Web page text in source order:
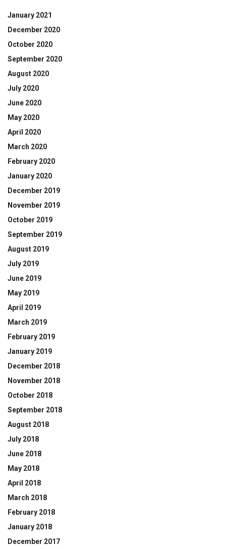
January 2021
December 2020
October 2020
September 2020
August 2020
July 2020
June 2020
May 2020
April 2020
March 2020
February 2020
January 2020
December 2019
November 2019
October 2019
September 2019
August 2019
July 2019
June 2019
May 2019
April 2019
March 2019
February 2019
January 2019
December 2018
November 2018
October 2018
September 2018
August 2018
July 2018
June 2018
May 2018
April 2018
March 2018
February 2018
January 2018
December 2017